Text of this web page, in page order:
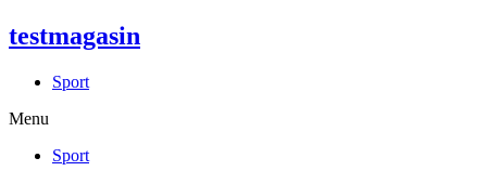
testmagasin
Sport
Menu
Sport